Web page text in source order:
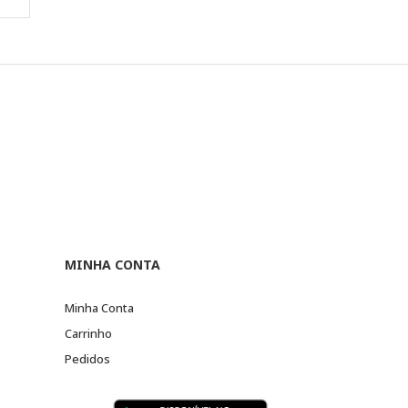
MINHA CONTA
Minha Conta
Carrinho
Pedidos